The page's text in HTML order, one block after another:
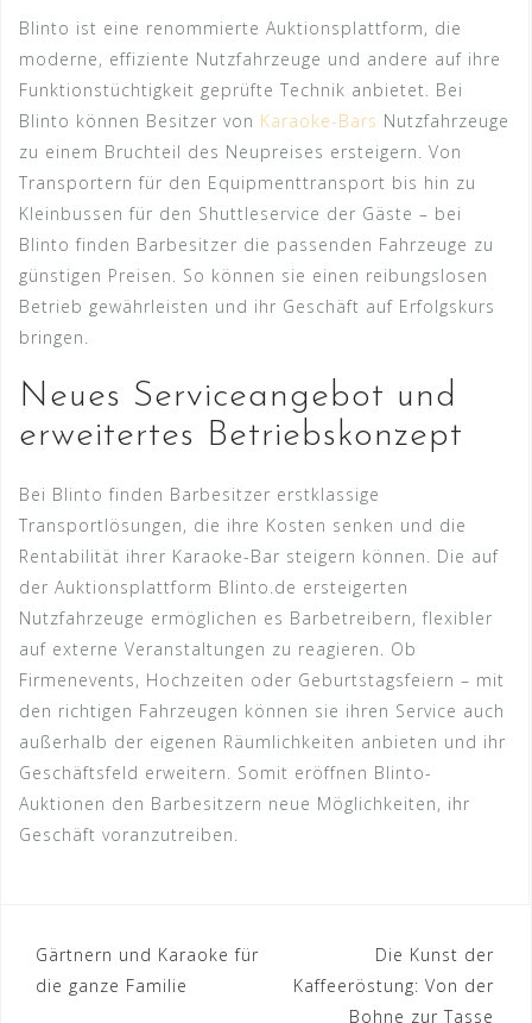
Blinto ist eine renommierte Auktionsplattform, die
moderne, effiziente Nutzfahrzeuge und andere auf ihre
Funktionstüchtigkeit geprüfte Technik anbietet. Bei
Blinto können Besitzer von Karaoke-Bars Nutzfahrzeuge
zu einem Bruchteil des Neupreises ersteigern. Von
Transportern für den Equipmenttransport bis hin zu
Kleinbussen für den Shuttleservice der Gäste – bei
Blinto finden Barbesitzer die passenden Fahrzeuge zu
günstigen Preisen. So können sie einen reibungslosen
Betrieb gewährleisten und ihr Geschäft auf Erfolgskurs
bringen.
Neues Serviceangebot und
erweitertes Betriebskonzept
Bei Blinto finden Barbesitzer erstklassige
Transportlösungen, die ihre Kosten senken und die
Rentabilität ihrer Karaoke-Bar steigern können. Die auf
der Auktionsplattform Blinto.de ersteigerten
Nutzfahrzeuge ermöglichen es Barbetreibern, flexibler
auf externe Veranstaltungen zu reagieren. Ob
Firmenevents, Hochzeiten oder Geburtstagsfeiern – mit
den richtigen Fahrzeugen können sie ihren Service auch
außerhalb der eigenen Räumlichkeiten anbieten und ihr
Geschäftsfeld erweitern. Somit eröffnen Blinto-
Auktionen den Barbesitzern neue Möglichkeiten, ihr
Geschäft voranzutreiben.
Beitragsnavigation
Gärtnern und Karaoke für
die ganze Familie
Die Kunst der
Kaffeeröstung: Von der
Bohne zur Tasse